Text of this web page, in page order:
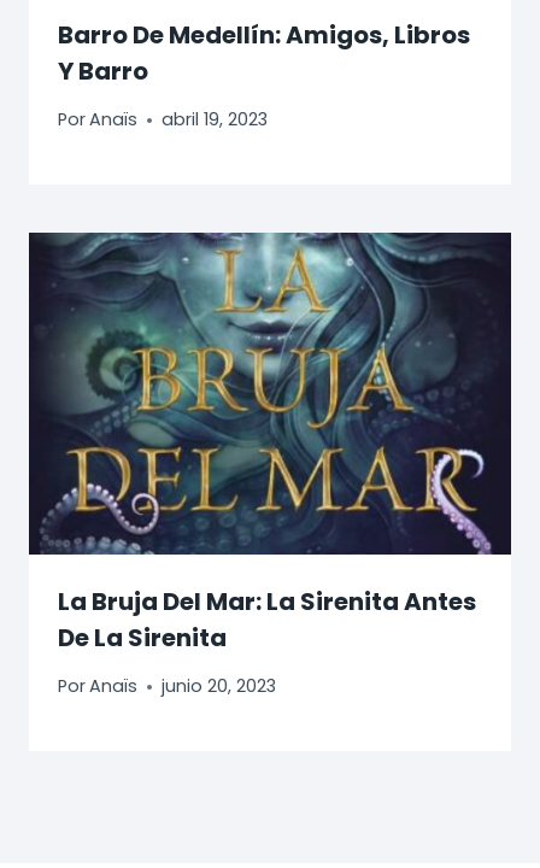
Barro De Medellín: Amigos, Libros
Y Barro
PorAnaïs abril 19, 2023
La Bruja Del Mar: La Sirenita Antes
De La Sirenita
PorAnaïs junio 20, 2023